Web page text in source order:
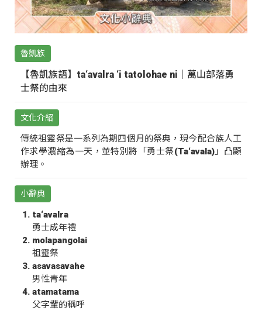
魯凱族
【魯凱族語】ta‘avalra ‘i tatolohae ni｜萬山部落勇
士祭的由來
文化介紹
傳統祖靈祭是一系列為期四個月的祭典，現今配合族人工
作求學濃縮為一天，並特別將「勇士祭(Ta‘avala)」凸顯
辦理。
小辭典
ta‘avalra
勇士成年禮
molapangolai
祖靈祭
asavasavahe
男性青年
atamatama
父字輩的稱呼